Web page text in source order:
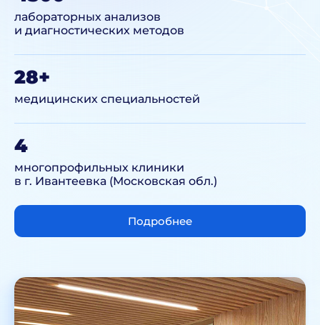
лабораторных анализов
и диагностических методов
28+
медицинских специальностей
4
многопрофильных клиники
в г. Ивантеевка (Московская обл.)
Подробнее